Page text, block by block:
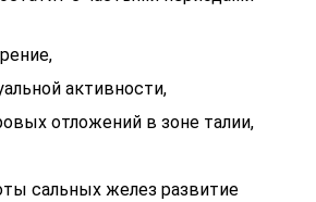
активности,
отложений в зоне талии,
сальных желез развитие